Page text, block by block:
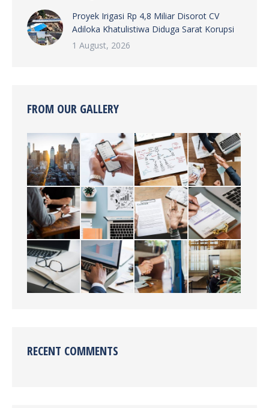
Proyek Irigasi Rp 4,8 Miliar Disorot CV
Adiloka Khatulistiwa Diduga Sarat Korupsi
1 August, 2026
FROM OUR GALLERY
RECENT COMMENTS